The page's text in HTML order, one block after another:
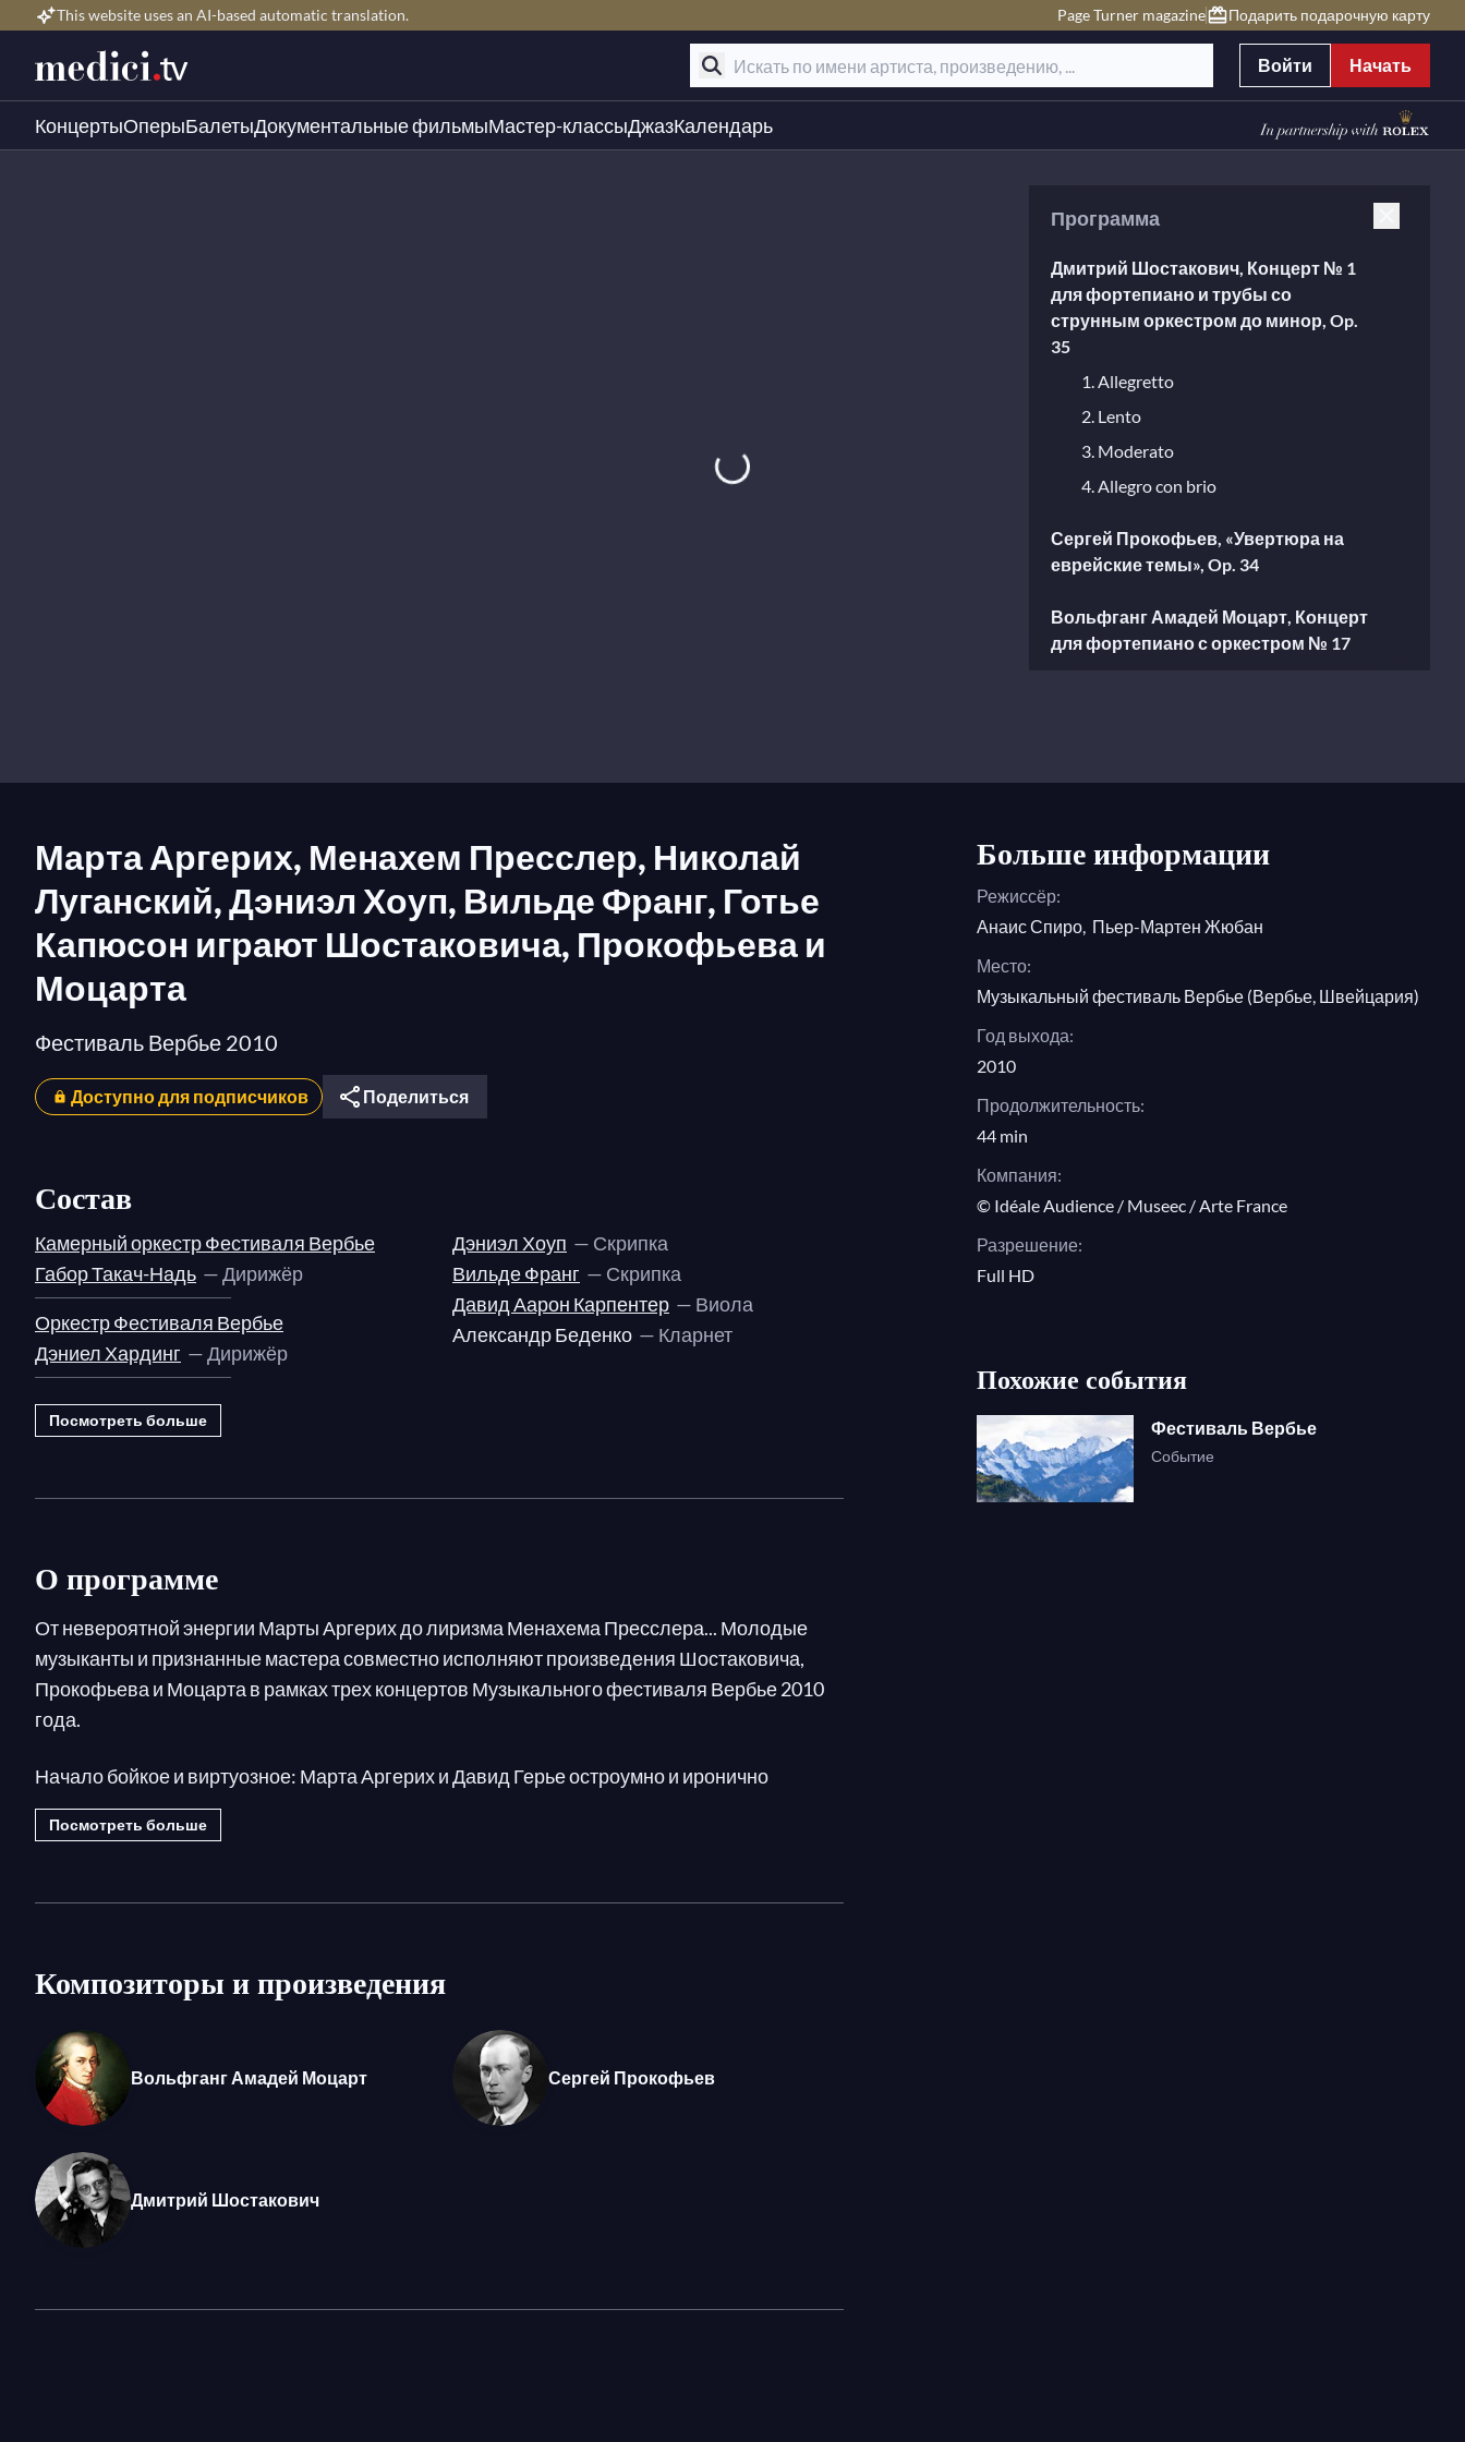
This website uses an AI-based automatic translation. Page Turner magazine Подарить подарочную карту
Войти Начать
КонцертыОперыБалетыДокументальные фильмыМастер-классыДжазКалендарь
Программа
Дмитрий Шостакович, Концерт № 1
для фортепиано и трубы со
струнным оркестром до минор, Op.
35
1. Allegretto
2. Lento
3. Moderato
4. Allegro con brio
Сергей Прокофьев, «Увертюра на
еврейские темы», Op. 34
Вольфганг Амадей Моцарт, Концерт
для фортепиано с оркестром № 17
Марта Аргерих, Менахем Пресслер, Николай
Луганский, Дэниэл Хоуп, Вильде Франг, Готье
Капюсон играют Шостаковича, Прокофьева и
Моцарта
Фестиваль Вербье 2010
Доступно для подписчиков Поделиться
Состав
Камерный оркестр Фестиваля Вербье
Габор Такач-Надь — Дирижёр
Оркестр Фестиваля Вербье
Дэниел Хардинг — Дирижёр
Дэниэл Хоуп — Скрипка
Вильде Франг — Скрипка
Давид Аарон Карпентер — Виола
Александр Беденко — Кларнет
Посмотреть больше
О программе
От невероятной энергии Марты Аргерих до лиризма Менахема Пресслера... Молодые
музыканты и признанные мастера совместно исполняют произведения Шостаковича,
Прокофьева и Моцарта в рамках трех концертов Музыкального фестиваля Вербье 2010
года.
Начало бойкое и виртуозное: Марта Аргерих и Давид Герье остроумно и иронично
интерпретируют концерт для фортепиано и трубы Шостаковича, а Николай Луганский,
Готье Капюсон и Дэниел Хоуп одухотворяют
передает этот настрой оркестру.
Фото: Вильде Франг © Николя Бродар
Посмотреть больше
Композиторы и произведения
Вольфганг Амадей Моцарт Сергей Прокофьев
Дмитрий Шостакович
Больше информации
Режиссёр:
Анаис Спиро, Пьер-Мартен Жюбан
Место:
Музыкальный фестиваль Вербье (Вербье, Швейцария)
Год выхода:
2010
Продолжительность:
44 min
Компания:
© Idéale Audience / Museec / Arte France
Разрешение:
Full HD
Похожие события
Фестиваль Вербье
Событие